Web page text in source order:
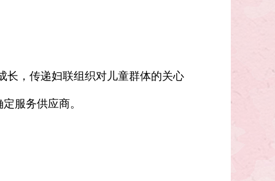
长，传递妇联组织对儿童群体的关心
服务供应商。